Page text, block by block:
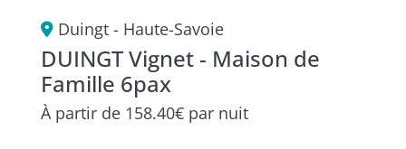
Duingt - Haute-Savoie
DUINGT Vignet - Maison de
Famille 6pax
À partir de 158.40€ par nuit